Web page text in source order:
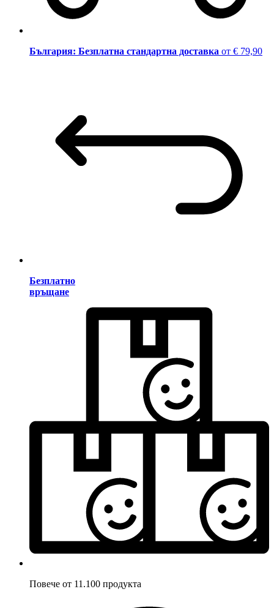
България: Безплатна стандартна доставка от € 79,90
Безплатно
връщане
Повече от 11.100 продукта